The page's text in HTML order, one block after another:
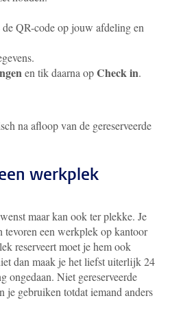
QR-code op jouw afdeling en
en tik daarna opCheck in.
na afloop van de gereserveerde
werkplek
maar kan ook ter plekke. Je
tevoren een werkplek op kantoor
reserveert moet je hem ook
dan maak je het liefst uiterlijk 24
ongedaan. Niet gereserveerde
gebruiken totdat iemand anders